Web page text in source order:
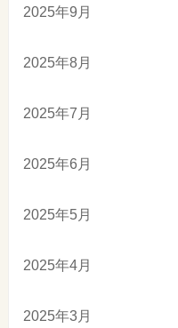
2025年9月
2025年8月
2025年7月
2025年6月
2025年5月
2025年4月
2025年3月